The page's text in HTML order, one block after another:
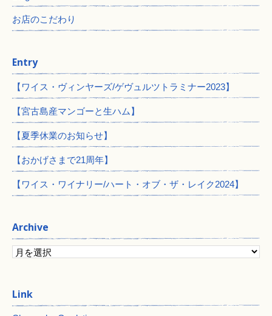
お店のこだわり
Entry
【ワイス・ヴィンヤーズ/ゲヴュルツトラミナー2023】
【宮古島産マンゴーと生ハム】
【夏季休業のお知らせ】
【おかげさまで21周年】
【ワイス・ワイナリー/ハート・オブ・ザ・レイク2024】
Archive